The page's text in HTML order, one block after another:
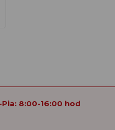
8:00-16:00 hod